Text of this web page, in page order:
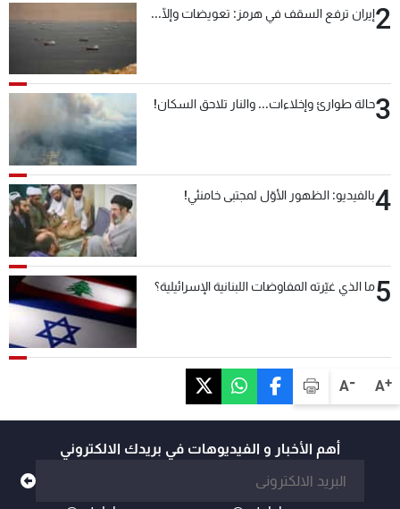
A+
A-
2إيران ترفع السقف في هرمز: تعويضات وإلّا...
3حالة طوارئ وإخلاءات... والنار تلاحق السكان!
4بالفيديو: الظهور الأوّل لمجتبى خامنئي!
5ما الذي غيّرته المفاوضات اللبنانية الإسرائيلية؟
أهم الأخبار و الفيديوهات في بريدك الالكتروني